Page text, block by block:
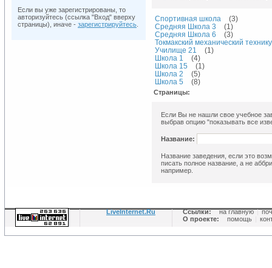
Если вы уже зарегистрированы, то
авторизуйтесь (ссылка "Вход" вверху
страницы), иначе - зарегистрируйтесь
Спортивная школа
(3)
Средняя Школа 3
(1)
Средняя Школа 6
(3)
Токмакский механический
Училище 21
(1)
Школа 1
(4)
Школа 15
(1)
Школа 2
(5)
Школа 5
(8)
Страницы:
Если Вы не нашли свое учебное
выбрав опцию "показывать все
Название:
Название заведения, если это
писать полное название, а не
например.
LiveInternet.Ru Ссылки: на главную |
О проекте:
помощь